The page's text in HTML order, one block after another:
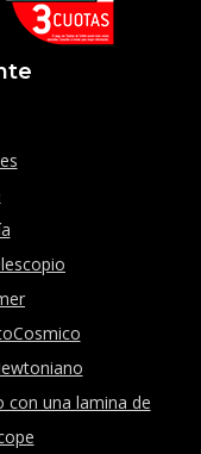
una lamina de